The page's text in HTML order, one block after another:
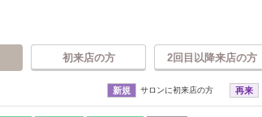
初来店の方 2回目以降来店の方
新規 サロンに初来店の方 再来